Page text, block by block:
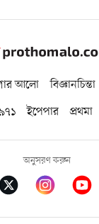
আলো বিজ্ঞানচিন্তা
ইপেপার প্রথমা
অনুসরণ করুন